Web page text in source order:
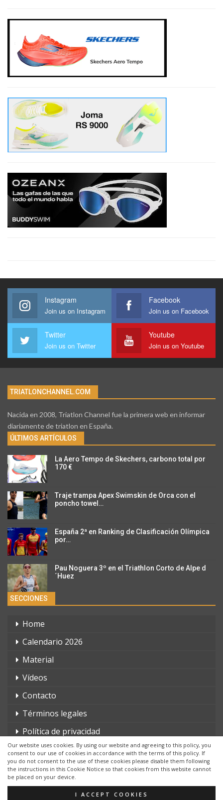
Our website uses cookies. By using our website and agreeing to this policy, you
consent to our use of cookies in accordance with the terms of this policy. If
you do not consent to the use of these cookies please disable them following
the instructions in this Cookie Notice so that cookies from this website cannot
be placed on your device.
I ACCEPT COOKIES
Instagram
Join us on Instagram
Facebook
Join us on Facebook
Twitter
Join us on Twitter
Youtube
Join us on Youtube
TRIATLONCHANNEL.COM
Nacida en 2008, Triatlon Channel fue la primera web en informar
diariamente de triatlon en España.
ÚLTIMOS ARTÍCULOS
La Aero Tempo de Skechers, carbono total por
170 €
Traje trampa Apex Swimskin de Orca con el
poncho towel…
España 2ª en Ranking de Clasificación Olímpica
por…
Pau Noguera 3º en el Triathlon Corto de Alpe d
´Huez
SECCIONES
Home
Calendario 2026
Material
Vídeos
Contacto
Términos legales
Política de privacidad
© 2026 - triatlonchannel.com. Todos los derechos reservados.
Página web creada por:Whyaweb.es